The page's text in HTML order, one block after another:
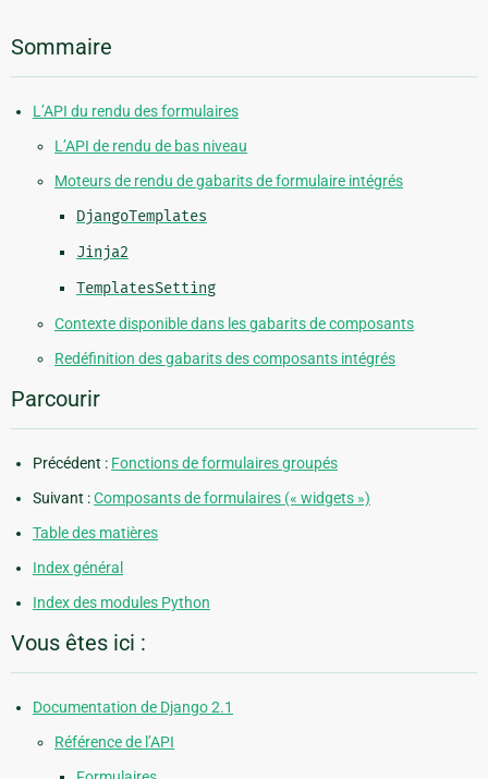
Sommaire
L’API du rendu des formulaires
L’API de rendu de bas niveau
Moteurs de rendu de gabarits de formulaire intégrés
DjangoTemplates
Jinja2
TemplatesSetting
Contexte disponible dans les gabarits de composants
Redéfinition des gabarits des composants intégrés
Parcourir
Précédent : Fonctions de formulaires groupés
Suivant :Composants de formulaires (« widgets »)
Table des matières
Index général
Index des modules Python
Vous êtes ici :
Documentation de Django 2.1
Référence de l’API